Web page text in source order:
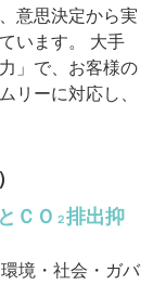
意思決定から実
います。 大手
」で、お客様の
リーに対応し、
ＣＯ ２排出抑
境・社会・ガバ